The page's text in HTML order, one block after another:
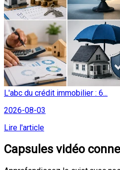
L'abc du crédit immobilier : 6...
2026-08-03
Lire l'article
Capsules vidéo